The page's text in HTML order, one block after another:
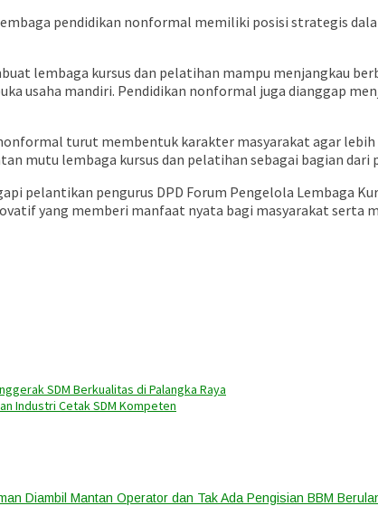
pendidikan nonformal memiliki posisi strategis
lembaga kursus dan pelatihan mampu menjangkau
usaha mandiri. Pendidikan nonformal juga dianggap
turut membentuk karakter masyarakat agar
mutu lembaga kursus dan pelatihan sebagai bagian dari
pelantikan pengurus DPD Forum Pengelola Lembaga
yang memberi manfaat nyata bagi masyarakat serta
SDM Berkualitas di Palangka Raya
Industri Cetak SDM Kompeten
Diambil Mantan Operator dan Tak Ada Pengisian BBM